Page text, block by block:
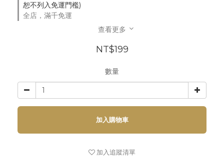
恕不列入免運門檻)
全店，滿千免運
查看更多
NT$199
數量
加入購物車
加入追蹤清單